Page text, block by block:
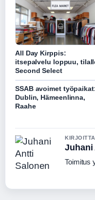
All Day Kirppis:
itsepalvelu loppuu,
Second Select
SSAB avoimet
Dublin, Hämeenlinna,
Raahe
Juhani
Toimitus